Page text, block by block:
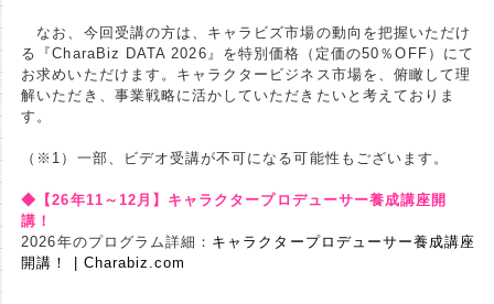
なお、今回受講の方は、キャラビズ市場の動向を把握いただけ
る『CharaBiz DATA 2026』を特別価格（定価の50％OFF）にて
お求めいただけます。キャラクタービジネス市場を、俯瞰して理
解いただき、事業戦略に活かしていただきたいと考えておりま
す。
（※1）一部、ビデオ受講が不可になる可能性もございます。
◆【26年11～12月】キャラクタープロデューサー養成講座開
講！
2026年のプログラム詳細： キャラクタープロデューサー養成講座
開講！ | Charabiz.com